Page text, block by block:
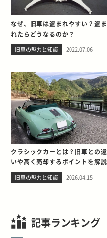
なぜ、旧車は盗まれやすい？盗ま
れたらどうなるのか？
旧車の魅力と知識 2022.07.06
クラシックカーとは？旧車との違
いや高く売却するポイントを解説
旧車の魅力と知識 2026.04.15
記事ランキング